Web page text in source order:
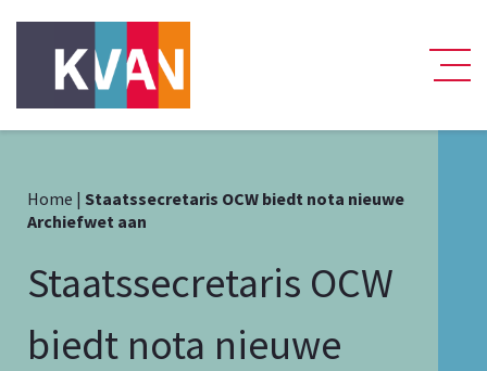
Home | Staatssecretaris OCW biedt nota nieuwe
Archiefwet aan
Staatssecretaris OCW
biedt nota nieuwe